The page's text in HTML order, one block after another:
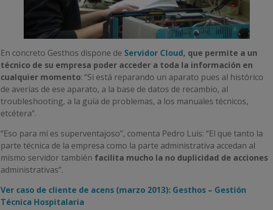
En concreto Gesthos dispone de Servidor Cloud, que permite a un
técnico de su empresa poder acceder a toda la información en
cualquier momento: “Si está reparando un aparato pues al histórico
de averías de ese aparato, a la base de datos de recambio, al
troubleshooting, a la guía de problemas, a los manuales técnicos,
etcétera”.
“Eso para mí es superventajoso”, comenta Pedro Luis: “El que tanto la
parte técnica de la empresa como la parte administrativa accedan al
mismo servidor también facilita mucho la no duplicidad de acciones
administrativas”.
Ver caso de cliente de acens (marzo 2013): Gesthos – Gestión
Técnica Hospitalaria